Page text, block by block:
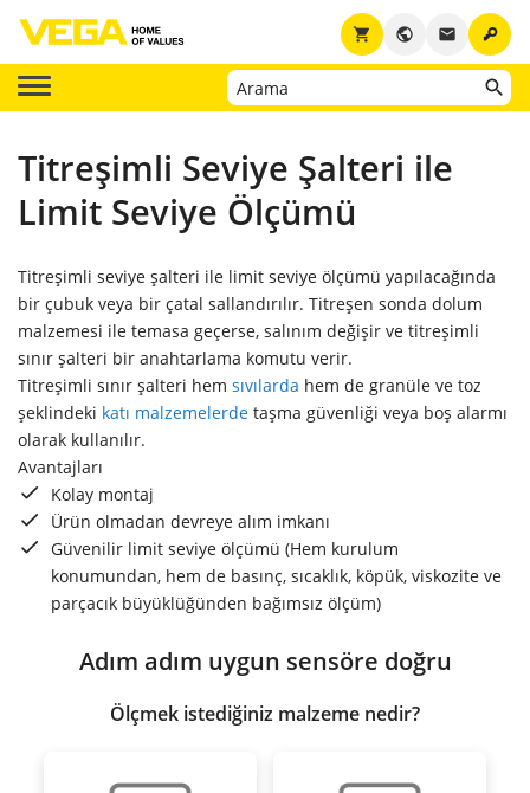
key
email
public
shopping_cart
Titreşimli Seviye Şalteri ile
Limit Seviye Ölçümü
Titreşimli seviye şalteri ile limit seviye ölçümü yapılacağında
bir çubuk veya bir çatal sallandırılır. Titreşen sonda dolum
malzemesi ile temasa geçerse, salınım değişir ve titreşimli
sınır şalteri bir anahtarlama komutu verir.
Titreşimli sınır şalteri hem sıvılarda hem de granüle ve toz
şeklindeki katı malzemelerde taşma güvenliği veya boş alarmı
olarak kullanılır.
Avantajları
Kolay montaj
Ürün olmadan devreye alım imkanı
Güvenilir limit seviye ölçümü (Hem kurulum
konumundan, hem de basınç, sıcaklık, köpük, viskozite ve
parçacık büyüklüğünden bağımsız ölçüm)
Adım adım uygun sensöre doğru
Ölçmek istediğiniz malzeme nedir?